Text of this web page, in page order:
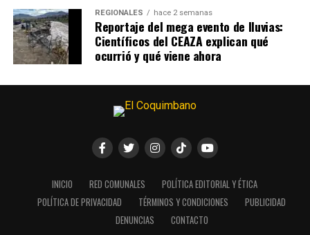
REGIONALES hace 2 semanas
Reportaje del mega evento de lluvias:
Científicos del CEAZA explican qué
ocurrió y qué viene ahora
INICIO RED COMUNALES
POLÍTICA EDITORIAL Y ÉTICA
POLÍTICA DE PRIVACIDAD
TÉRMINOS Y CONDICIONES
PUBLICIDAD
DENUNCIAS
CONTACTO